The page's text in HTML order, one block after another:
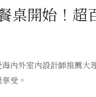
桌開始！超
內外室內設計師推薦
受。